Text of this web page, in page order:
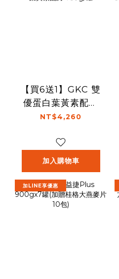
【買6送1】GKC 雙
優蛋白葉黃素配方
750g/罐
NT$4,260
加入購物車
加LINE享優惠